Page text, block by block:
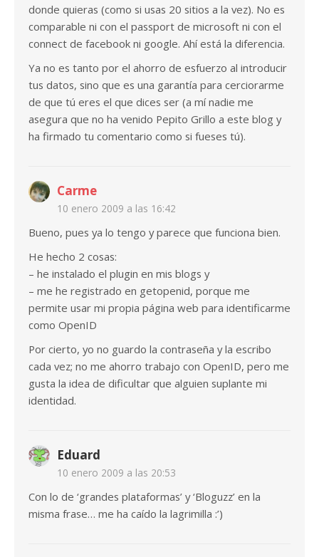
donde quieras (como si usas 20 sitios a la vez). No es
comparable ni con el passport de microsoft ni con el
connect de facebook ni google. Ahí está la diferencia.
Ya no es tanto por el ahorro de esfuerzo al introducir
tus datos, sino que es una garantía para cerciorarme
de que tú eres el que dices ser (a mí nadie me
asegura que no ha venido Pepito Grillo a este blog y
ha firmado tu comentario como si fueses tú).
Carme
10 enero 2009 a las 16:42
Bueno, pues ya lo tengo y parece que funciona bien.
He hecho 2 cosas:
– he instalado el plugin en mis blogs y
– me he registrado en getopenid, porque me
permite usar mi propia página web para identificarme
como OpenID
Por cierto, yo no guardo la contraseña y la escribo
cada vez; no me ahorro trabajo con OpenID, pero me
gusta la idea de dificultar que alguien suplante mi
identidad.
Eduard
10 enero 2009 a las 20:53
Con lo de ‘grandes plataformas’ y ‘Bloguzz’ en la
misma frase… me ha caído la lagrimilla :’)